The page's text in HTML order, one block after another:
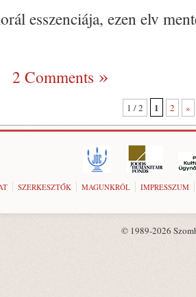
esszenciája, ezen elv
2 Comments
1 / 2 1 2 »
SZERKESZTŐK MAGUNKRÓL IMPRESSZUM
© 1989-2026